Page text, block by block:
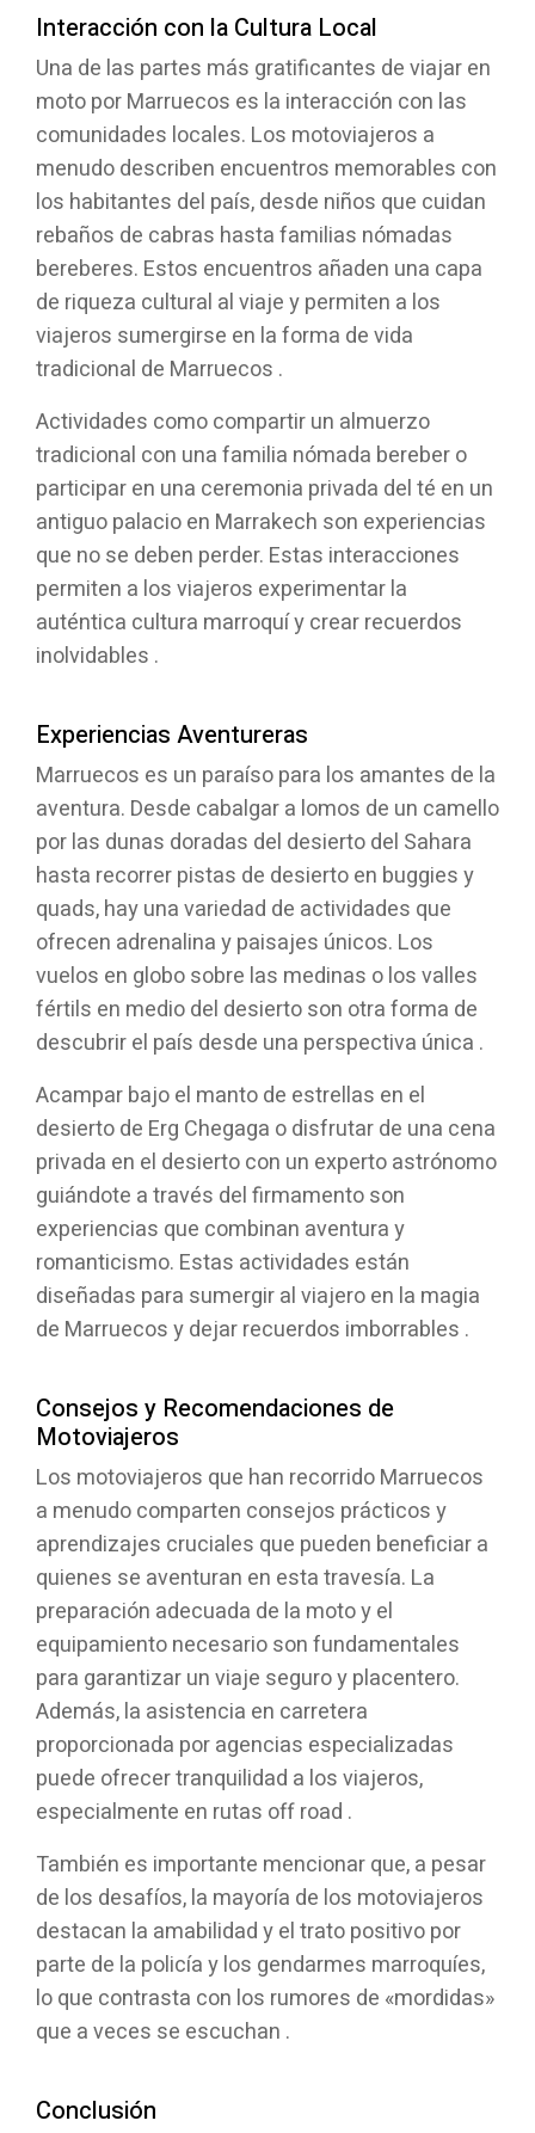
Interacción con la Cultura Local
Una de las partes más gratificantes de viajar en
moto por Marruecos es la interacción con las
comunidades locales. Los motoviajeros a
menudo describen encuentros memorables con
los habitantes del país, desde niños que cuidan
rebaños de cabras hasta familias nómadas
bereberes. Estos encuentros añaden una capa
de riqueza cultural al viaje y permiten a los
viajeros sumergirse en la forma de vida
tradicional de Marruecos .
Actividades como compartir un almuerzo
tradicional con una familia nómada bereber o
participar en una ceremonia privada del té en un
antiguo palacio en Marrakech son experiencias
que no se deben perder. Estas interacciones
permiten a los viajeros experimentar la
auténtica cultura marroquí y crear recuerdos
inolvidables .
Experiencias Aventureras
Marruecos es un paraíso para los amantes de la
aventura. Desde cabalgar a lomos de un camello
por las dunas doradas del desierto del Sahara
hasta recorrer pistas de desierto en buggies y
quads, hay una variedad de actividades que
ofrecen adrenalina y paisajes únicos. Los
vuelos en globo sobre las medinas o los valles
fértils en medio del desierto son otra forma de
descubrir el país desde una perspectiva única .
Acampar bajo el manto de estrellas en el
desierto de Erg Chegaga o disfrutar de una cena
privada en el desierto con un experto astrónomo
guiándote a través del firmamento son
experiencias que combinan aventura y
romanticismo. Estas actividades están
diseñadas para sumergir al viajero en la magia
de Marruecos y dejar recuerdos imborrables .
Consejos y Recomendaciones de
Motoviajeros
Los motoviajeros que han recorrido Marruecos
a menudo comparten consejos prácticos y
aprendizajes cruciales que pueden beneficiar a
quienes se aventuran en esta travesía. La
preparación adecuada de la moto y el
equipamiento necesario son fundamentales
para garantizar un viaje seguro y placentero.
Además, la asistencia en carretera
proporcionada por agencias especializadas
puede ofrecer tranquilidad a los viajeros,
especialmente en rutas off road .
También es importante mencionar que, a pesar
de los desafíos, la mayoría de los motoviajeros
destacan la amabilidad y el trato positivo por
parte de la policía y los gendarmes marroquíes,
lo que contrasta con los rumores de «mordidas»
que a veces se escuchan .
Conclusión